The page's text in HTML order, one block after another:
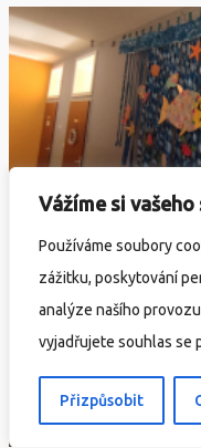
Vážíme si
Používáme soubory
zážitku, poskytování
analýze našího
vyjadřujete souhlas se
Přizpůsobit